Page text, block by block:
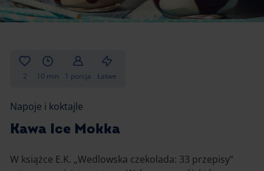
Zupy i kremy
Inne
Ciasta i desery
Napoje i koktajle
Gotowanie
Desery i przekąski
2 10 min 1 porcja Łatwe
Napoje i koktajle
Kawa Ice Mokka
W książce E.K. „Wedlowska czekolada: 33 przepisy”